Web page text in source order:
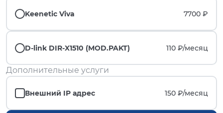
Keenetic Viva 7700 ₽
D-link DIR-X1510 (MOD.PAKT) 110 ₽/месяц
Дополнительные услуги
Внешний IP адрес 150 ₽/месяц